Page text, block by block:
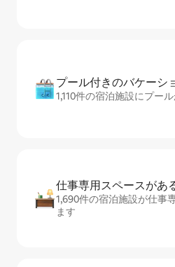
プール付きのバ⁠ケ⁠ー⁠シ⁠
1,110件の宿泊施設にプー
仕事専用ス⁠ペ⁠ー⁠スがあ⁠
1,690件の宿泊施設が仕事
ます